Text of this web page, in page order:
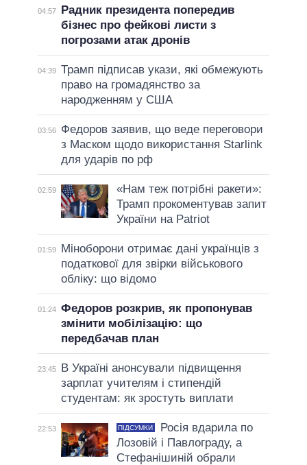
04:57
Радник президента попередив
бізнес про фейкові листи з
погрозами атак дронів
04:39 Трамп підписав укази, які обмежують
право на громадянство за
народженням у США
03:56
Федоров заявив, що веде переговори
з Маском щодо використання Starlink
для ударів по рф
02:59
«Нам теж потрібні ракети»:
Трамп прокоментував запит
України на Patriot
01:59
Міноборони отримає дані українців з
податкової для звірки військового
обліку: що відомо
01:24 Федоров розкрив, як пропонував
змінити мобілізацію: що
передбачав план
23:45
В Україні анонсували підвищення
зарплат учителям і стипендій
студентам: як зростуть виплати
22:53 ПІДСУМКИ
Росія вдарила по
Лозовій і Павлограду, а
Стефанішиній обрали